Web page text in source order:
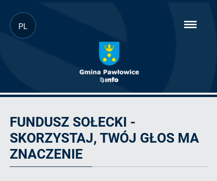
Przejdź
do
PL
FUNDUSZ SOŁECKI -
SKORZYSTAJ, TWÓJ GŁOS MA
ZNACZENIE